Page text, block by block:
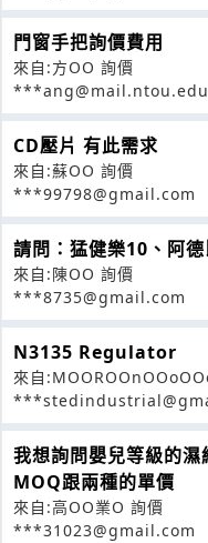
門窗手把詢價費用
來自:方OO 詢價
CD壓片 有此需求
來自:蘇OO 詢價
***99798@gmail.com
請問：猛健樂10、阿
來自:陳OO 詢價
***8735@gmail.com
N3135 Regulator
來自
我想詢問嬰兒等級的
MOQ跟兩種的單價
來自:高OO業O 詢價
***31023@gmail.com